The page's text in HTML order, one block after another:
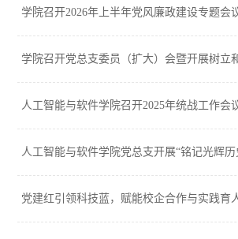
学院召开2026年上半年党风廉政建设专题会
学院召开党总支委员（扩大）会暨开展树立
人工智能与软件学院召开2025年统战工作会
人工智能与软件学院党总支开展“铭记光辉
党建红引领科技蓝，赋能校企合作与实践